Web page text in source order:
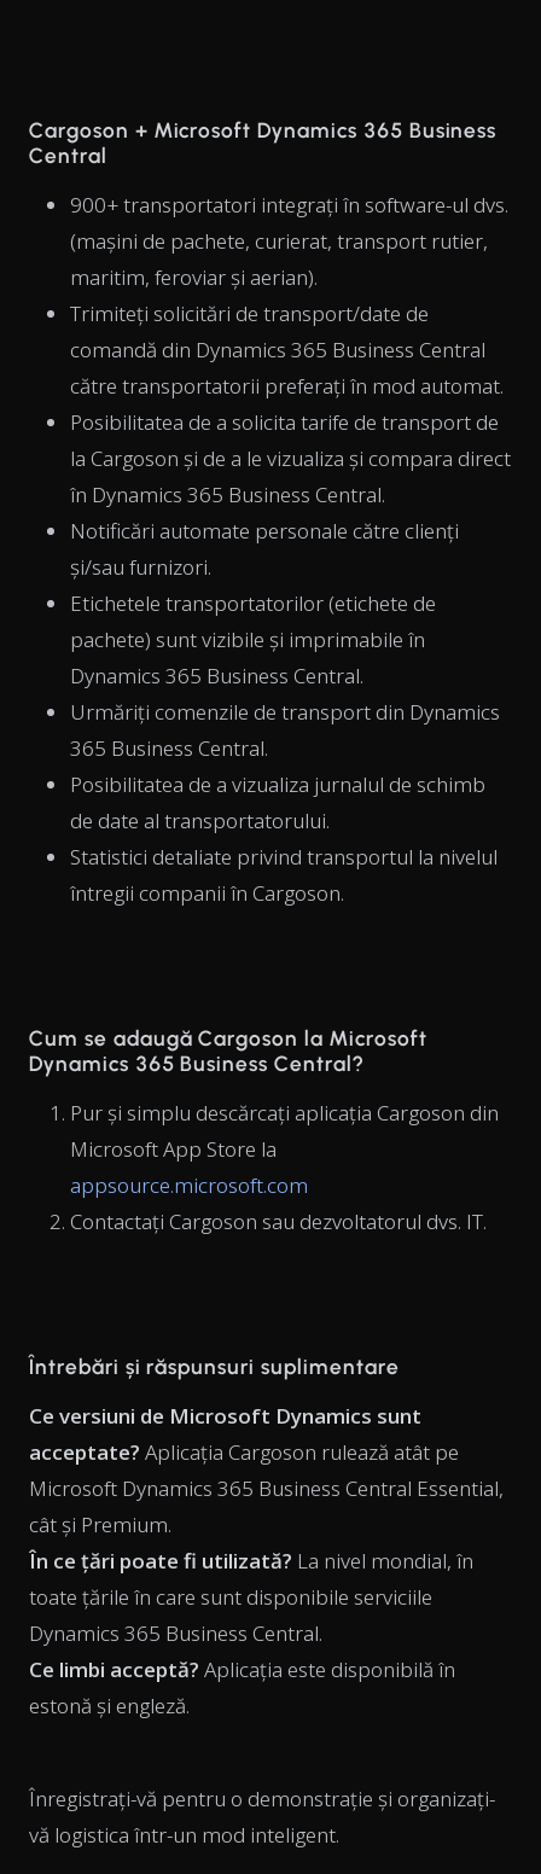
Cargoson + Microsoft Dynamics 365 Business
Central
900+ transportatori integrați în software-ul dvs.
(mașini de pachete, curierat, transport rutier,
maritim, feroviar și aerian).
Trimiteți solicitări de transport/date de
comandă din Dynamics 365 Business Central
către transportatorii preferați în mod automat.
Posibilitatea de a solicita tarife de transport de
la Cargoson și de a le vizualiza și compara direct
în Dynamics 365 Business Central.
Notificări automate personale către clienți
și/sau furnizori.
Etichetele transportatorilor (etichete de
pachete) sunt vizibile și imprimabile în
Dynamics 365 Business Central.
Urmăriți comenzile de transport din Dynamics
365 Business Central.
Posibilitatea de a vizualiza jurnalul de schimb
de date al transportatorului.
Statistici detaliate privind transportul la nivelul
întregii companii în Cargoson.
Cum se adaugă Cargoson la Microsoft
Dynamics 365 Business Central?
Pur și simplu descărcați aplicația Cargoson din
Microsoft App Store la
appsource.microsoft.com
Contactați Cargoson sau dezvoltatorul dvs. IT.
Întrebări și răspunsuri suplimentare
Ce versiuni de Microsoft Dynamics sunt
acceptate? Aplicația Cargoson rulează atât pe
Microsoft Dynamics 365 Business Central Essential,
cât și Premium.
În ce țări poate fi utilizată? La nivel mondial, în
toate țările în care sunt disponibile serviciile
Dynamics 365 Business Central.
Ce limbi acceptă? Aplicația este disponibilă în
estonă și engleză.
Înregistrați-vă pentru o demonstrație și organizați-
vă logistica într-un mod inteligent.